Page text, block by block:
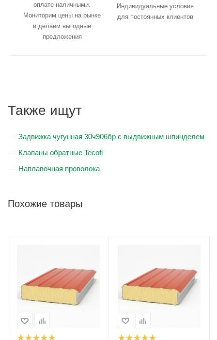
оплате наличными.
Мониторим цены на рынке
и делаем выгодные
предложения
Индивидуальные условия
для постоянных клиентов
Также ищут
Задвижка чугунная 30ч906бр с выдвижным шпинделем
Клапаны обратные Tecofi
Наплавочная проволока
Похожие товары